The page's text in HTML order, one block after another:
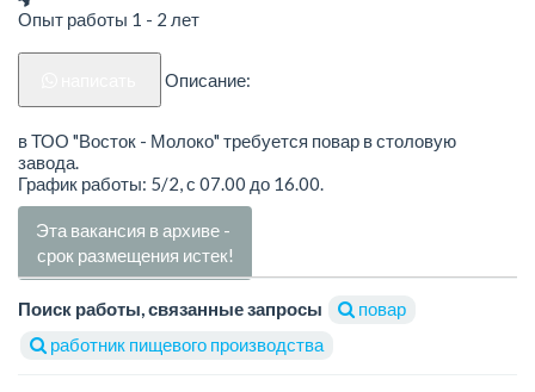
Опыт работы 1 - 2 лет
Описание:
в ТОО "Восток - Молоко" требуется повар в столовую
завода.
График работы: 5/2, с 07.00 до 16.00.
Эта вакансия в архиве -
срок размещения истек!
Поиск работы, связанные запросы
повар
работник пищевого производства